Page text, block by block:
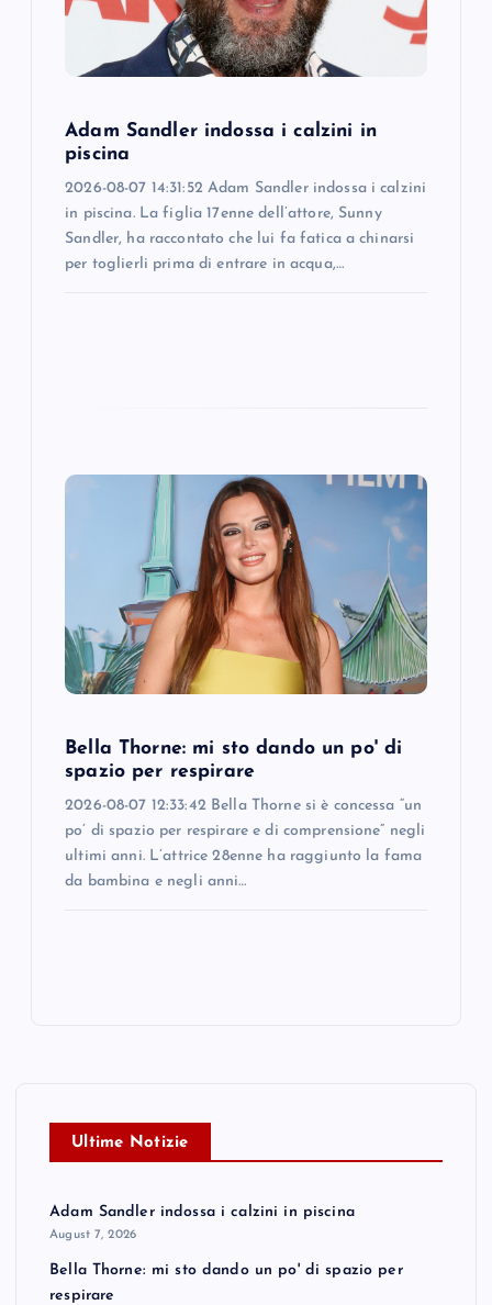
Adam Sandler indossa i calzini in
piscina
2026-08-07 14:31:52 Adam Sandler indossa i calzini
in piscina. La figlia 17enne dell’attore, Sunny
Sandler, ha raccontato che lui fa fatica a chinarsi
per toglierli prima di entrare in acqua,…
Bella Thorne: mi sto dando un po' di
spazio per respirare
2026-08-07 12:33:42 Bella Thorne si è concessa “un
po’ di spazio per respirare e di comprensione” negli
ultimi anni. L’attrice 28enne ha raggiunto la fama
da bambina e negli anni…
Ultime Notizie
Adam Sandler indossa i calzini in piscina
August 7, 2026
Bella Thorne: mi sto dando un po' di spazio per
respirare